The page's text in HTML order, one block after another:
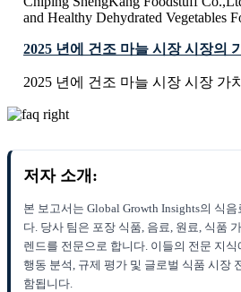
and Healthy Dehydrated Vegetables
2025 년에 건조 마늘 시장 시장의
2025 년에 건조 마늘 시장 시장 가
저자 소개:
본 보고서는 Global Growth Insights의 식
다. 당사 팀은 포장 식품, 음료, 원료, 식품
렌드를 전문으로 합니다. 이들의 전문 지
행동 분석, 규제 평가 및 글로벌 식품 시장
함됩니다.